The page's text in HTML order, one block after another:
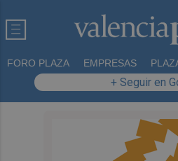
FORO PLAZA EMPRESAS
+ Seguir en